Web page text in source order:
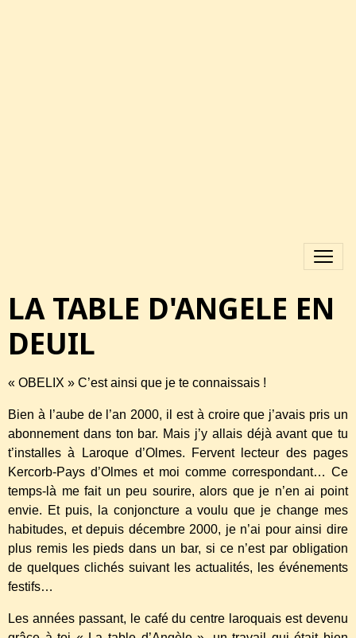
LA TABLE D'ANGELE EN
DEUIL
« OBELIX » C’est ainsi que je te connaissais !
Bien à l’aube de l’an 2000, il est à croire que j’avais pris un
abonnement dans ton bar. Mais j’y allais déjà avant que tu
t’installes à Laroque d’Olmes. Fervent lecteur des pages
Kercorb-Pays d’Olmes et moi comme correspondant… Ce
temps-là me fait un peu sourire, alors que je n’en ai point
envie. Et puis, la conjoncture a voulu que je change mes
habitudes, et depuis décembre 2000, je n’ai pour ainsi dire
plus remis les pieds dans un bar, si ce n’est par obligation
de quelques clichés suivant les actualités, les événements
festifs…
Les années passant, le café du centre laroquais est devenu